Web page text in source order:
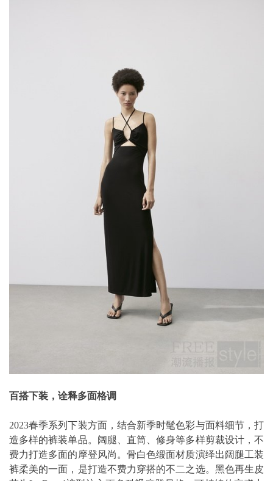
百搭下装，诠释多面格调
2023春季系列下装方面，结合新季时髦色彩与面料细节，打
造多样的裤装单品。阔腿、直筒、修身等多样剪裁设计，不
费力打造多面的摩登风尚。骨白色缎面材质演绎出阔腿工装
裤柔美的一面，是打造不费力穿搭的不二之选。黑色再生皮